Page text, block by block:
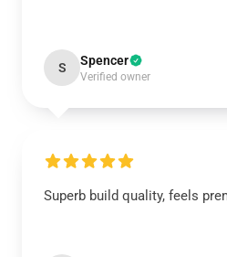
S Spencer
Verified owner
Superb build quality, feels